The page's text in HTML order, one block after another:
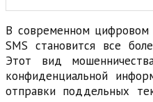
В современном цифровом
SMS становится все
Этот вид
конфиденциальной
отправки поддельных